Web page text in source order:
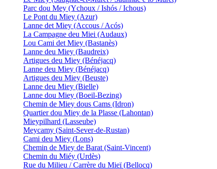
Parc dou Mey (Ychoux / Ishós / Ichous)
Le Pont du Miey (Azur)
Lanne det Miey (Accous / Acós)
La Campagne deu Miei (Audaux)
Lou Cami det Miey (Bastanès)
Lanne deu Miey (Baudreix)
Artigues deu Miey (Bénéjacq)
Lanne deu Miey (Bénéjacq)
Artigues deu Miey (Beuste)
Lanne deu Miey (Bielle)
Lanne dou Miey (Boeil-Bezing)
Chemin de Miey dous Cams (Idron)
Quartier dou Miey de la Plasse (Lahontan)
Mieypilhard (Lasseube)
Meycamy (Saint-Sever-de-Rustan)
Cami deu Miey (Lons)
Chemin de Miey de Barat (Saint-Vincent)
Chemin du Miéy (Urdès)
Rue du Milieu / Carrère du Mieï (Bellocq)